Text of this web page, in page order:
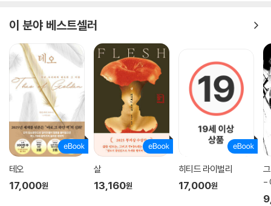
이 분야 베스트셀러
테오
17,000원
살
13,160원
히티드 라이벌리
17,000원
-